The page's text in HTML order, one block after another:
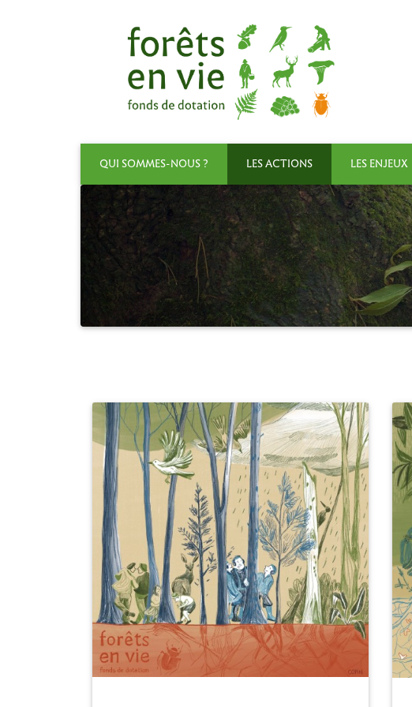
QUI SOMMES-NOUS ? LES ACTIONS LES ENJEUX
Un autre rapport à la forêt
Forêts en Vie propose :
d’assurer la complémentarité
entre tous les usagers de la forêt
et de restaurer un dialogue entre
les professionnel·les de la forêt et
les habitant·es des territoires.
une propriété collective,
indivisible et non transmissible par
l’héritage.
un soutien fort au développement
de projets alternatifs forestiers.
une gestion douce des forêts :